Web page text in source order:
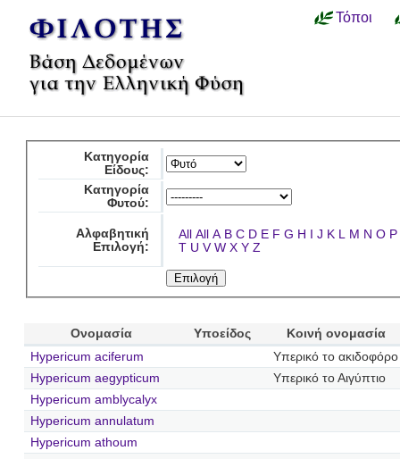
Τόποι
Κατηγορία
Είδους:
Κατηγορία
Φυτού:
Αλφαβητική
Επιλογή:
All All A B C D E F G H I J K L M N O P
T U V W X Y Z
Ονομασία Υποείδος
Κοινή ονομασία
Hypericum aciferum
Υπερικό το ακιδοφόρο
Hypericum aegypticum
Υπερικό το Αιγύπτιο
Hypericum amblycalyx
Hypericum annulatum
Hypericum athoum